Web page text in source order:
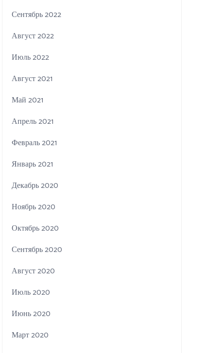
Сентябрь 2022
Август 2022
Июль 2022
Август 2021
Май 2021
Апрель 2021
Февраль 2021
Январь 2021
Декабрь 2020
Ноябрь 2020
Октябрь 2020
Сентябрь 2020
Август 2020
Июль 2020
Июнь 2020
Март 2020